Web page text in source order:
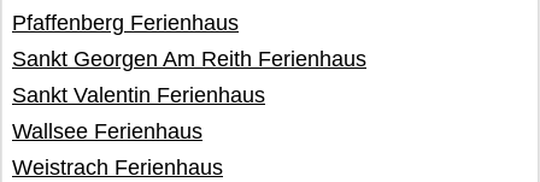
Pfaffenberg Ferienhaus
Sankt Georgen Am Reith Ferienhaus
Sankt Valentin Ferienhaus
Wallsee Ferienhaus
Weistrach Ferienhaus